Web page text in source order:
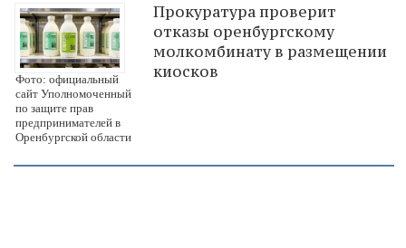
Фото: официальный
сайт Уполномоченный
по защите прав
предпринимателей в
Оренбургской области
Прокуратура проверит
отказы оренбургскому
молкомбинату в размещении
киосков